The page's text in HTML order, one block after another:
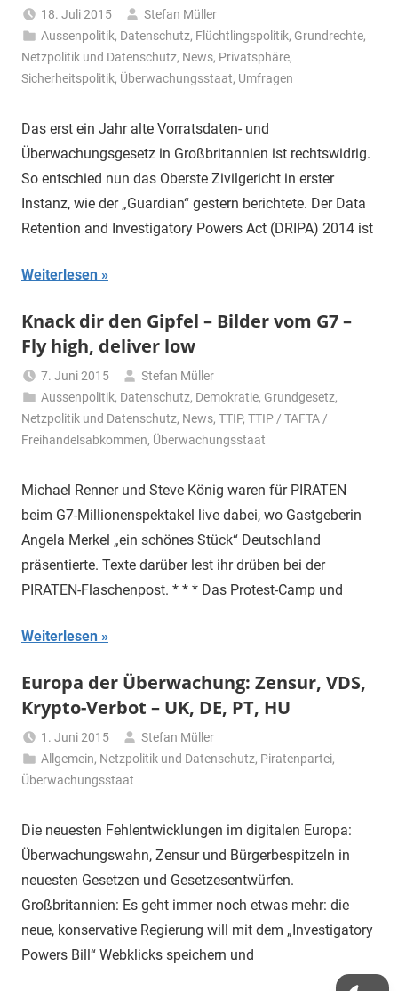
18. Juli 2015
Stefan Müller
Aussenpolitik, Datenschutz, Flüchtlingspolitik, Grundrechte,
Netzpolitik und Datenschutz, News, Privatsphäre,
Sicherheitspolitik, Überwachungsstaat, Umfragen
Das erst ein Jahr alte Vorratsdaten- und
Überwachungsgesetz in Großbritannien ist rechtswidrig.
So entschied nun das Oberste Zivilgericht in erster
Instanz, wie der „Guardian“ gestern berichtete. Der Data
Retention and Investigatory Powers Act (DRIPA) 2014 ist
Weiterlesen
Knack dir den Gipfel – Bilder vom G7 –
Fly high, deliver low
7. Juni 2015
Stefan Müller
Aussenpolitik, Datenschutz, Demokratie, Grundgesetz,
Netzpolitik und Datenschutz, News, TTIP, TTIP / TAFTA /
Freihandelsabkommen, Überwachungsstaat
Michael Renner und Steve König waren für PIRATEN
beim G7-Millionenspektakel live dabei, wo Gastgeberin
Angela Merkel „ein schönes Stück“ Deutschland
präsentierte. Texte darüber lest ihr drüben bei der
PIRATEN-Flaschenpost. * * * Das Protest-Camp und
Weiterlesen
Europa der Überwachung: Zensur, VDS,
Krypto-Verbot – UK, DE, PT, HU
1. Juni 2015
Stefan Müller
Allgemein, Netzpolitik und Datenschutz, Piratenpartei,
Überwachungsstaat
Die neuesten Fehlentwicklungen im digitalen Europa:
Überwachungswahn, Zensur und Bürgerbespitzeln in
neuesten Gesetzen und Gesetzesentwürfen.
Großbritannien: Es geht immer noch etwas mehr: die
neue, konservative Regierung will mit dem „Investigatory
Powers Bill“ Webklicks speichern und